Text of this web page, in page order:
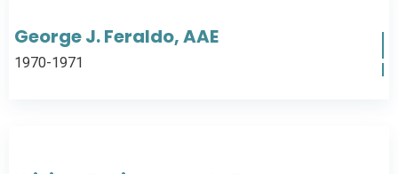
George J. Feraldo, AAE
1970-1971